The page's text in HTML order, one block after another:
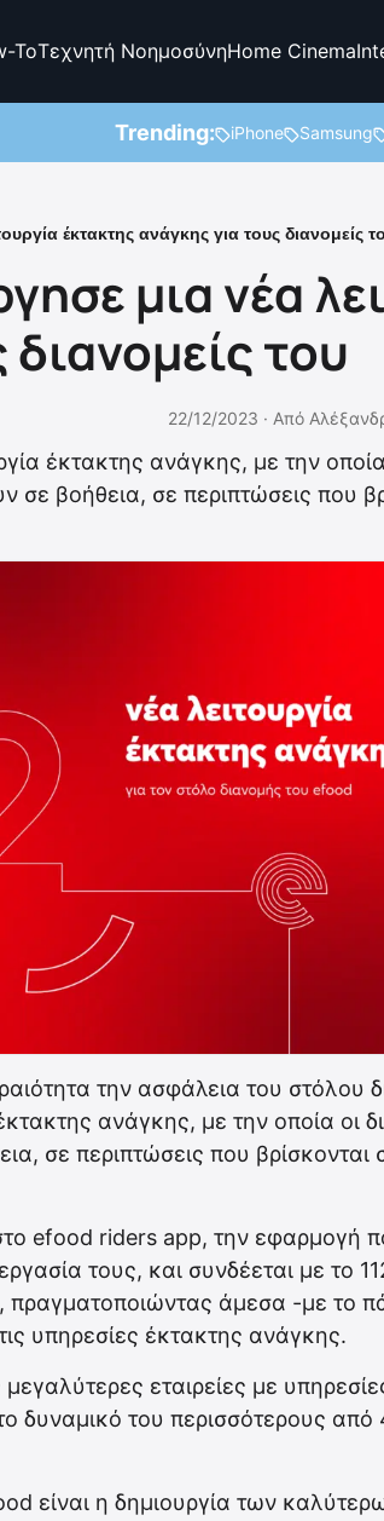
ToΤεχνητή ΝοημοσύνηHome Cinema
Trending: iPhone Samsung
έκτακτης ανάγκης για τους διανομείς
μια νέα
του
22/12/2023 · Από
έκτακτης ανάγκης, με την
βοήθεια, σε περιπτώσεις που
την ασφάλεια του στόλου
ανάγκης, με την οποία οι
σε περιπτώσεις που βρίσκονται
efood riders app, την εφαρμογή
τους, και συνδέεται με το
πραγματοποιώντας άμεσα -με το
υπηρεσίες έκτακτης ανάγκης.
εταιρείες με
δυναμικό του περισσότερους από
είναι η δημιουργία των